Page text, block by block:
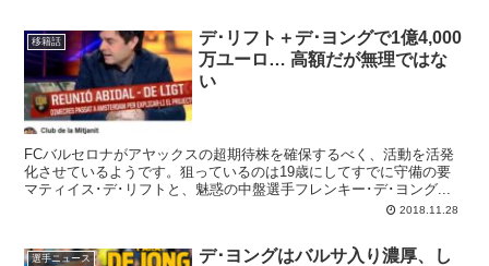
ころが、偉大な選手になる気配を感じさせてくれて実に良いです。
移籍話
デ･リフト＋デ･ヨングで1億4,000
万ユーロ… 高額だが無理ではな
い
FCバルセロナがアヤックスの超期待株を確保するべく、活動を活発
化させているようです。狙っているのは19歳にしてすでに守備の要
マティイス･デ･リフトと、魅惑の中盤選手フレンキー･デ･ヨング...
2018.11.28
選手ニュース
デ･ヨングはバルサ入り濃厚、し